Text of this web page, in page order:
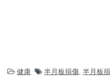
健康 半月板損傷 半月板